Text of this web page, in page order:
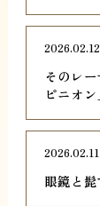
そのレ
ピニオ
2026.02.12
眼鏡と
2026.02.11